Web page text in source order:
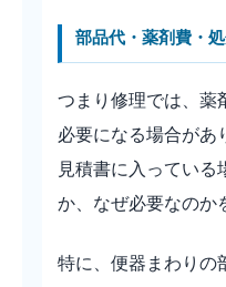
部品代・薬剤費・
つまり修理では、薬
必要になる場合があ
見積書に入っている
か、なぜ必要なのか
特に、便器まわりの